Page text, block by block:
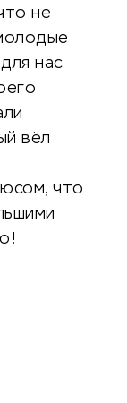
не
нас
вёл
что